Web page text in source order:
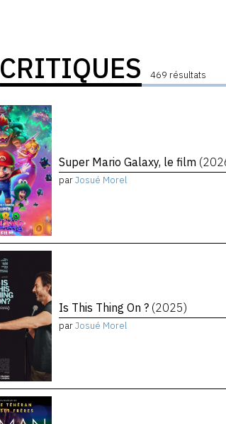
CRITIQUES 469 résultats
Super Mario Galaxy, le film
parJosué Morel
Is This Thing On ? (2025)
parJosué Morel